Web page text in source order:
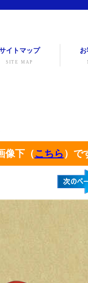
イトマップ
SITE MAP
像下（こちら ）で